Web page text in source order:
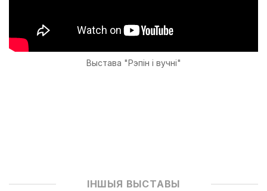
Выстава "Рэпін і вучні"
ІНШЫЯ ВЫСТАВЫ